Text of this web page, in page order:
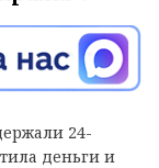
24-
деньги и